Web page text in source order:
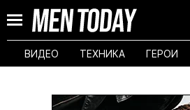
ВИДЕО ТЕХНИКА ГЕРОИ